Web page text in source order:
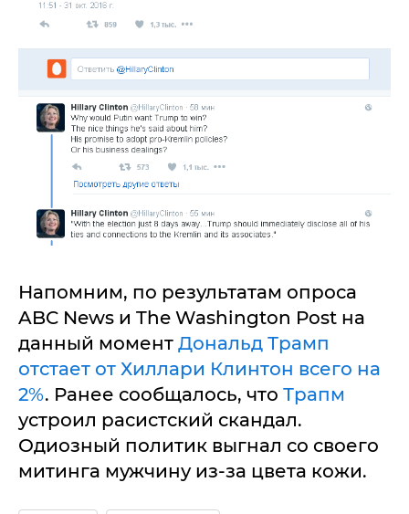
Напомним, по результатам опроса
ABC News и The Washington Post на
данный момент Дональд Трамп
отстает от Хиллари Клинтон всего на
2%. Ранее сообщалось, что Трапм
устроил расистский скандал.
Одиозный политик выгнал со своего
митинга мужчину из-за цвета кожи.